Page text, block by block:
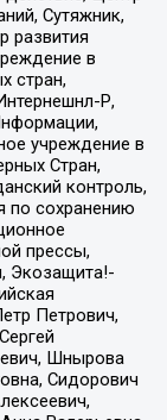
Сутяжник,
в
стран,
Р,
учреждение в
Стран,
контроль,
по сохранению
прессы,
Экозащита!-
Петрович,
Шнырова
Сидорович